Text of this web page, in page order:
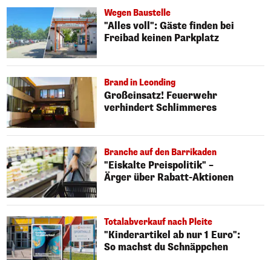
Wegen Baustelle
"Alles voll": Gäste finden bei
Freibad keinen Parkplatz
Brand in Leonding
Großeinsatz! Feuerwehr
verhindert Schlimmeres
Branche auf den Barrikaden
"Eiskalte Preispolitik" –
Ärger über Rabatt-Aktionen
Totalabverkauf nach Pleite
"Kinderartikel ab nur 1 Euro":
So machst du Schnäppchen